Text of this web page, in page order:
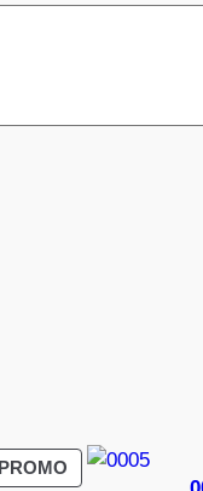
PROMOPRODUIT